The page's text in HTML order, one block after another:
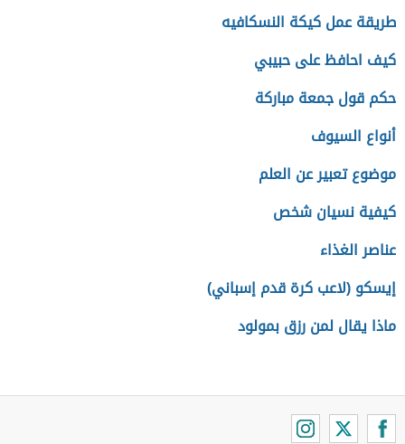
طريقة عمل كيكة النسكافيه
كيف احافظ على حبيبي
حكم قول جمعة مباركة
أنواع السيوف
موضوع تعبير عن العلم
كيفية نسيان شخص
عناصر الغذاء
إيسكو (لاعب كرة قدم إسباني)
ماذا يقال لمن رزق بمولود